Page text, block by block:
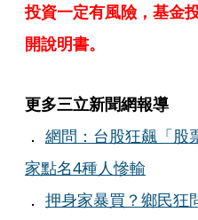
投資一定有風險，基金
開說明書。
更多三立新聞網報導
． 網問：台股狂飆「股
家點名4種人慘輸
． 押身家暴買？鄉民狂